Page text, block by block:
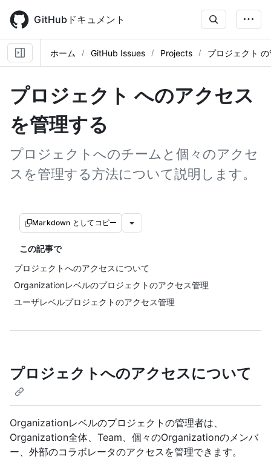
main
content
GitHubドキュメント
ホーム GitHub Issues Projects プロジェクト
プロジェクト へのアクセス
を管理する
プロジェクトへのチームと個々のアクセ
スを管理する方法について説明します。
Markdown としてコピー
この記事で
プロジェクトへのアクセスについて
Organizationレベルのプロジェクトのアクセス管理
ユーザレベルプロジェクトのアクセス管理
プロジェクトへのアクセスについて
Organizationレベルのプロジェクトの管理者は、
Organization全体、Team、個々のOrganizationのメンバ
ー、外部のコラボレータのアクセスを管理できます。